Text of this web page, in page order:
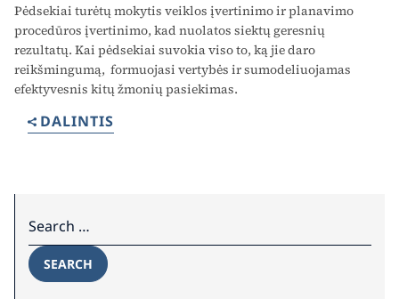
Pėdsekiai turėtų mokytis veiklos įvertinimo ir planavimo
procedūros įvertinimo, kad nuolatos siektų geresnių
rezultatų. Kai pėdsekiai suvokia viso to, ką jie daro
reikšmingumą, formuojasi vertybės ir sumodeliuojamas
efektyvesnis kitų žmonių pasiekimas.
DALINTIS
Search for:
SEARCH